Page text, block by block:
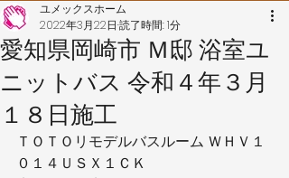
愛知県岡崎市 Ｍ邸 浴室ユ
ニットバス 令和４年３月
１８日施工
ユメックスホーム
2022年3月22日 読了時間: 1分
ＴＯＴＯリモデルバスルーム ＷＨＶ１
０１４ＵＳＸ１ＣＫ